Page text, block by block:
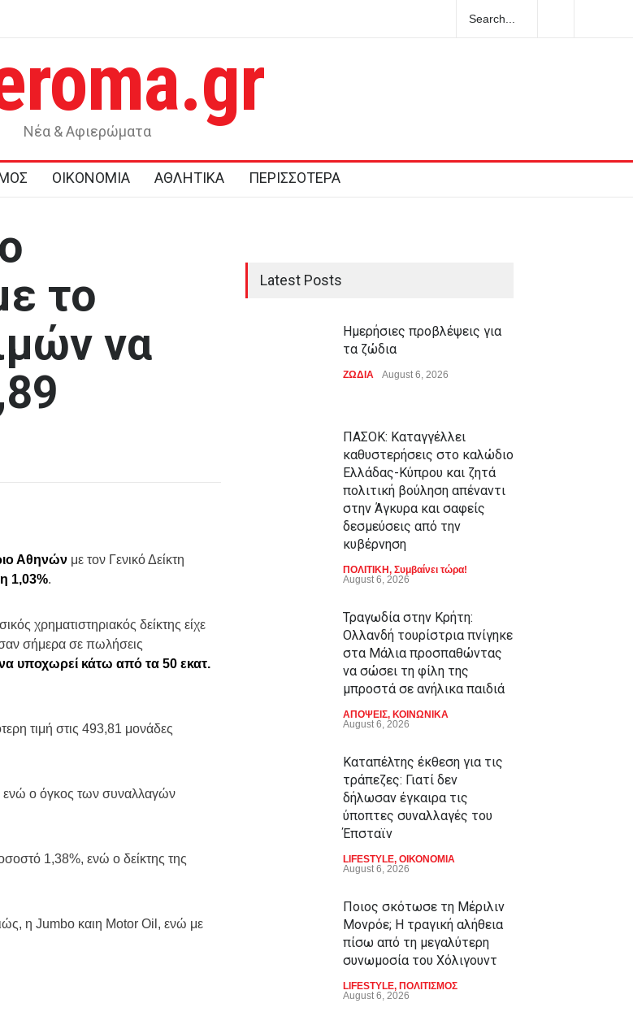
καλώδιο Ελλάδας-
στην Άγκυρα και
προσπαθώντας να σώσει τη φίλη της μπροστά σε ανήλικα
παιδιά
Νέα & Αφιερώματα
ΟΙΚΟΝΟΜΙΑ ΑΘΛΗΤΙΚΑ ΠΕΡΙΣΣΟΤΕΡΑ
το
να
Αθηνών με τον Γενικό Δείκτη
1,03%.
χρηματιστηριακός δείκτης είχε
σήμερα σε πωλήσεις
να υποχωρεί κάτω από τα 50 εκατ.
τιμή στις 493,81 μονάδες
ενώ ο όγκος των συναλλαγών
1,38%, ενώ ο δείκτης της
η Jumbo καιη Motor Oil, ενώ με
Latest Posts
Ημερήσιες προβλέψεις για
τα ζώδια
ΖΩΔΙΑ August 6, 2026
ΠΑΣΟΚ: Καταγγέλλει
καθυστερήσεις στο καλώδιο
Ελλάδας-Κύπρου και ζητά
πολιτική βούληση απέναντι
στην Άγκυρα και σαφείς
δεσμεύσεις από την
κυβέρνηση
ΠΟΛΙΤΙΚΗ, Συμβαίνει τώρα!
August 6, 2026
Τραγωδία στην Κρήτη:
Ολλανδή τουρίστρια πνίγηκε
στα Μάλια προσπαθώντας
να σώσει τη φίλη της
μπροστά σε ανήλικα παιδιά
ΑΠΟΨΕΙΣ, ΚΟΙΝΩΝΙΚΑ
August 6, 2026
Καταπέλτης έκθεση για τις
τράπεζες: Γιατί δεν
δήλωσαν έγκαιρα τις
ύποπτες συναλλαγές του
Έπσταϊν
LIFESTYLE, ΟΙΚΟΝΟΜΙΑ
August 6, 2026
Ποιος σκότωσε τη Μέριλιν
Μονρόε; Η τραγική αλήθεια
πίσω από τη μεγαλύτερη
συνωμοσία του Χόλιγουντ
LIFESTYLE, ΠΟΛΙΤΙΣΜΟΣ
August 6, 2026